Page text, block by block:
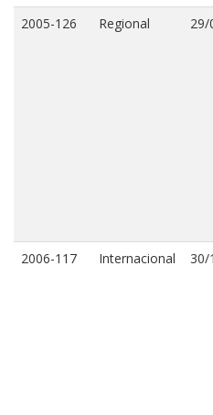
2005-126 Regional 29/
2006-117 Internacional 30/